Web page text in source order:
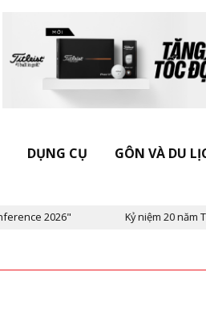
DỤNG CỤ GÔN VÀ DU
Kỷ niệm 20 năm Tạp chí Vietnam